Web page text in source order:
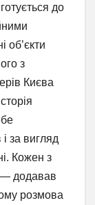
до
об’єкти
з
Києва
і за вигляд
Кожен з
додавав
розмова